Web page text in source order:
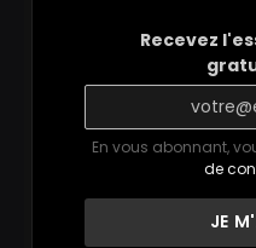
Recevez
En vous abonnant,
de